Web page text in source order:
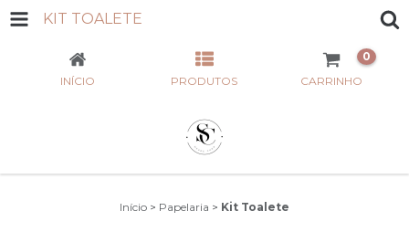
KIT TOALETE
INÍCIO PRODUTOS CARRINHO
0
Início > Papelaria > Kit Toalete